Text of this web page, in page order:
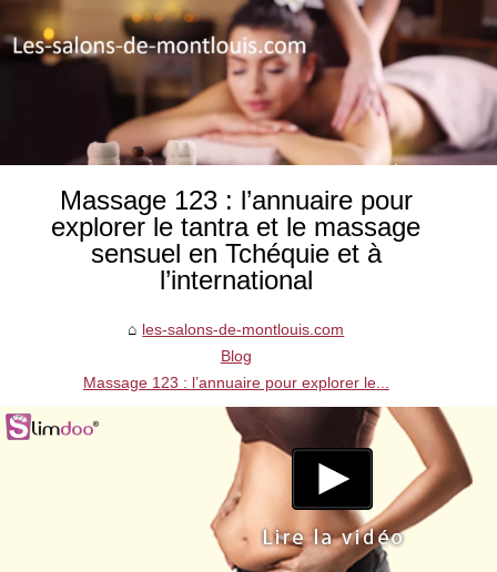
Massage 123 : l’annuaire pour
explorer le tantra et le massage
sensuel en Tchéquie et à
l’international
les-salons-de-montlouis.com
Blog
Massage 123 : l’annuaire pour explorer le...